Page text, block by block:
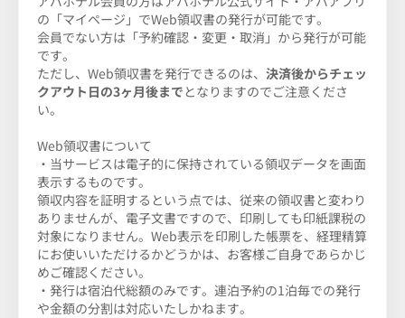
の「マイページ」でWeb領収書の発行が可能です。
会員でない方は「予約確認・変更・取消」から発行が可能
です。
ただし、Web領収書を発行できるのは、 決済後からチェッ
クアウト日の3ヶ月後までとなりますのでご注意くださ
い。
Web領収書について
・当サービスは電子的に保持されている領収データを画面
表示するものです。
領収内容を証明するという点では、従来の領収書と変わり
ありませんが、電子文書ですので、印刷しても印紙課税の
対象になりません。Web表示を印刷した帳票を、経理精算
にお使いいただけるかどうかは、お客様ご自身であらかじ
めご確認ください。
・発行は宿泊代総額のみです。連泊予約の1泊毎での発行
や金額の分割は対応いたしかねます。